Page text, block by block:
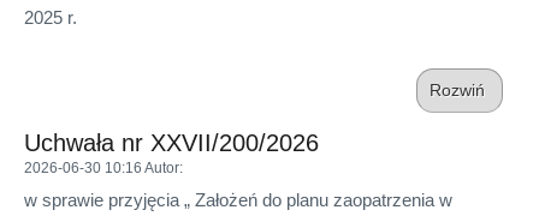
2025 r.
Rozwiń
Uchwała nr XXVII/200/2026
2026-06-30 10:16 Autor:
w sprawie przyjęcia „ Założeń do planu zaopatrzenia w